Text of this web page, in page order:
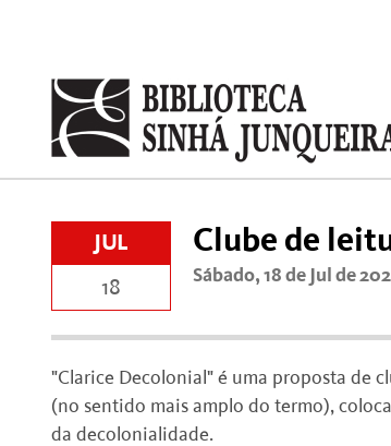
JUL
18
Clube de
Sábado, 18 de Jul de
"Clarice Decolonial" é uma proposta de
(no sentido mais amplo do termo),
da decolonialidade.